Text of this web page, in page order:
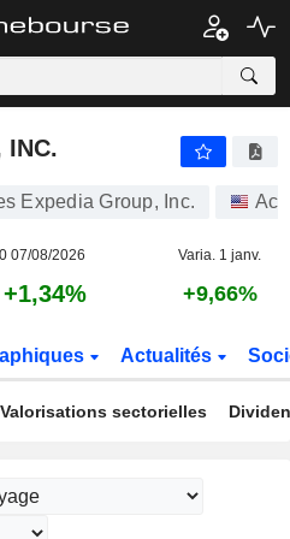
INC.
Expedia Group, Inc.
07/08/2026 Varia. 1 janv.
+1,34% +9,66%
Actualités
Valorisations sectorielles